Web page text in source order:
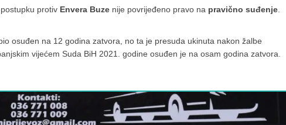
protiv Envera Buze nije povrijeđeno pravo na pravično suđenje
osuđen na 12 godina zatvora, no ta je presuda ukinuta nakon žalbe
vijećem Suda BiH 2021. godine osuđen je na osam godina zatvora.